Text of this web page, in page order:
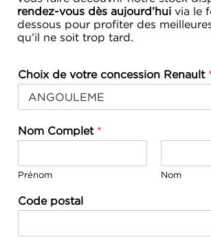
rendez-vous dès aujourd’hui via le
dessous pour profiter des
qu’il ne soit trop tard.
Choix de votre concession Renault
Nom Complet *
Prénom Nom
Code postal